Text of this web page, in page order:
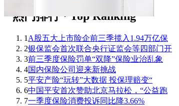
1A股五大上市险企前三季揽入1.94万亿保
2银保监会首次联合央行证监会等四部门开
3前三季度保险罚单“双降”保险业治乱象
4国内保险公司迎来新挑战
5平安产险“玩转”大数据 投保理赔变“
6中国平安首次赞助北京马拉松，“公益跑
7一季度保险消费投诉同比降3.66%